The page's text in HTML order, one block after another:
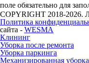
поле обязательно для
COPYRIGHT 2018-2026.
Политика
сайта - WESMA
Клининг
Уборка после ремонта
Уборка паркинга
Механизированная